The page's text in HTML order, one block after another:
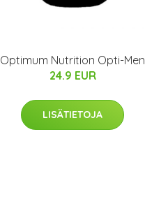
Optimum Nutrition Opti-Men
24.9 EUR
LISÄTIETOJA